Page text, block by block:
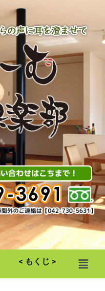
< もくじ > メ
ニ
ュ